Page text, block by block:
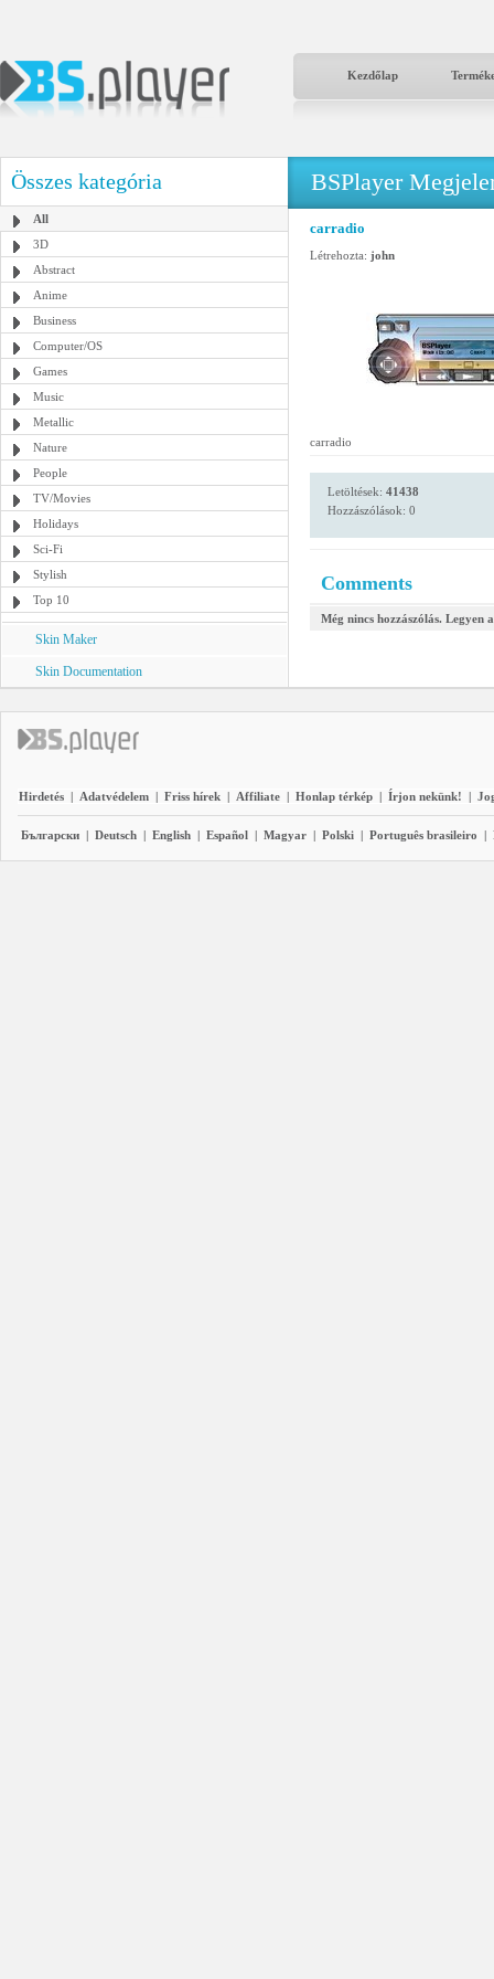
Kezdőlap
Összes kategória
All
3D
Abstract
Anime
Business
Computer/OS
Games
Music
Metallic
Nature
People
TV/Movies
Holidays
Sci-Fi
Stylish
Top 10
Skin Maker
Skin Documentation
BSPlayer
carradio
Létrehozta: john
carradio
Letöltések: 41438
Hozzászólások: 0
Comments
Még nincs hozzászólás. Legyen
Hirdetés | Adatvédelem | Friss hírek | Affiliate | Honlap térkép | Írjon nekünk! |
Български | Deutsch | English | Español | Magyar | Polski | Português brasileiro |